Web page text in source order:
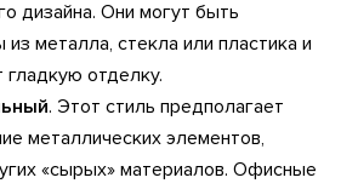
дизайна. Они могут быть
из металла, стекла или пластика и
отделку.
. Этот стиль предполагает
металлических элементов,
«сырых» материалов. Офисные